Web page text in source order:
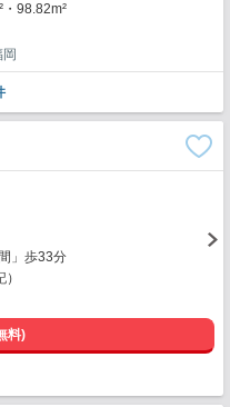
・98.82m²
」歩33分
料)